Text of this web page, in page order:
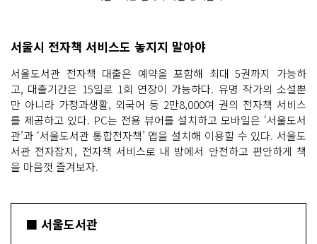
서울시 전자책 서비스도 놓지지 말아야
서울도서관 전자책 대출은 예약을 포함해 최대 5권까지 가능하
고, 대출기간은 15일로 1회 연장이 가능하다. 유명 작가의 소설뿐
만 아니라 가정과생활, 외국어 등 2만8,000여 권의 전자책 서비스
를 제공하고 있다. PC는 전용 뷰어를 설치하고 모바일은 ‘서울도서
관’과 ‘서울도서관 통합전자책’ 앱을 설치해 이용할 수 있다. 서울도
서관 전자잡지, 전자책 서비스로 내 방에서 안전하고 편안하게 책
을 마음껏 즐겨보자.
■ 서울도서관